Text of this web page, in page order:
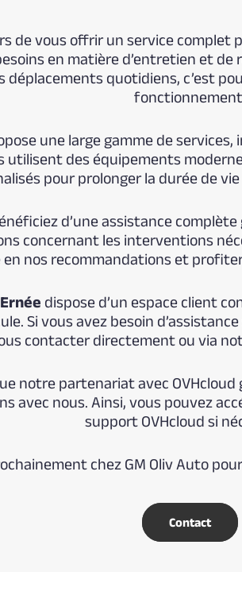
de vous offrir un service complet
en matière d’entretien et
déplacements quotidiens, c’est
une large gamme de
utilisent des équipements
pour prolonger la durée de
d’une assistance
concernant les interventions
nos recommandations et
dispose d’un espace client
Si vous avez besoin
contacter directement ou via
notre partenariat avec
avec nous. Ainsi, vous pouvez
support OVHcloud si
chez GM Oliv Auto
Contact